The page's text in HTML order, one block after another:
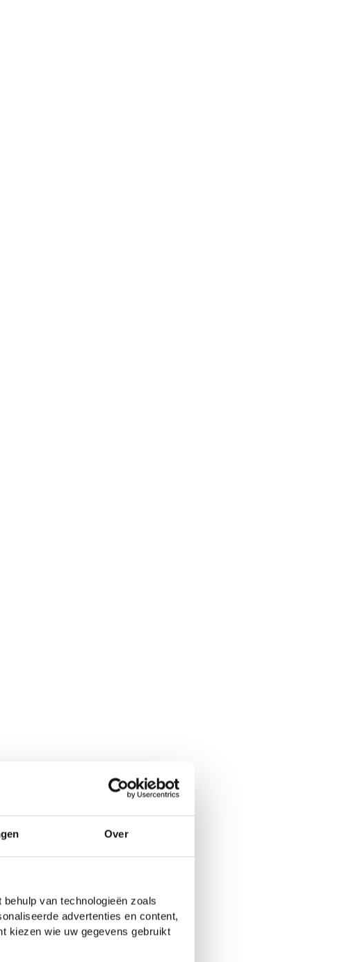
Over
van technologieën zoals
advertenties en content,
kiezen wie uw gegevens gebruikt